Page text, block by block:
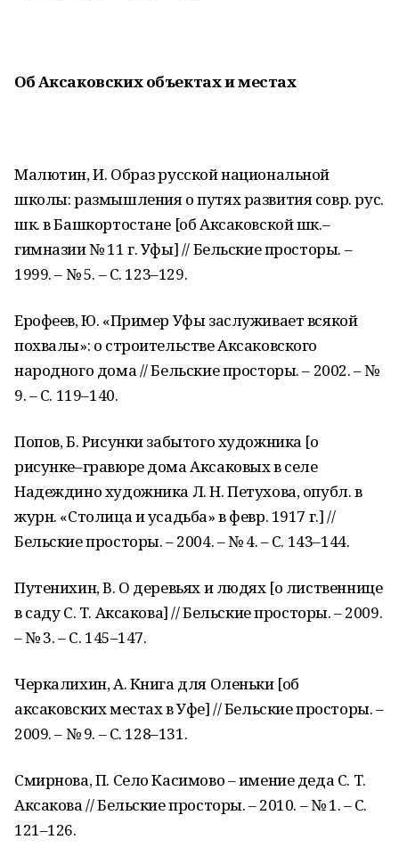
Об Аксаковских объектах и местах
Малютин, И. Образ русской национальной
школы: размышления о путях развития совр. рус.
шк. в Башкортостане [об Аксаковской шк.–
гимназии № 11 г. Уфы] // Бельские просторы. –
1999. – № 5. – С. 123–129.
Ерофеев, Ю. «Пример Уфы заслуживает всякой
похвалы»: о строительстве Аксаковского
народного дома // Бельские просторы. – 2002. – №
9. – С. 119–140.
Попов, Б. Рисунки забытого художника [о
рисунке–гравюре дома Аксаковых в селе
Надеждино художника Л. Н. Петухова, опубл. в
журн. «Столица и усадьба» в февр. 1917 г.] //
Бельские просторы. – 2004. – № 4. – С. 143–144.
Путенихин, В. О деревьях и людях [о лиственнице
в саду С. Т. Аксакова] // Бельские просторы. – 2009.
– № 3. – С. 145–147.
Черкалихин, А. Книга для Оленьки [об
аксаковских местах в Уфе] // Бельские просторы. –
2009. – № 9. – С. 128–131.
Смирнова, П. Село Касимово – имение деда С. Т.
Аксакова // Бельские просторы. – 2010. – № 1. – С.
121–126.